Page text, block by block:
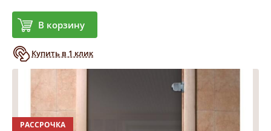
В корзину
Купить в 1 клик
РАССРОЧКА